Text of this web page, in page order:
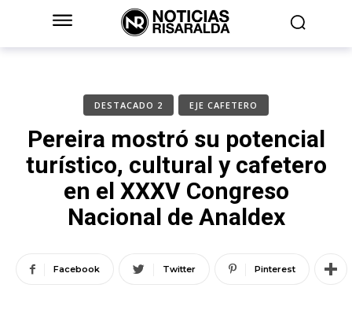
DESTACADO 2 EJE CAFETERO
Pereira mostró su potencial
turístico, cultural y cafetero
en el XXXV Congreso
Nacional de Analdex
Facebook Twitter Pinterest